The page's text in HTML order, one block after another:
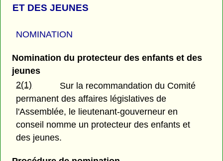
ET DES JEUNES
NOMINATION
Nomination du protecteur des enfants et des
jeunes
2(1)
Sur la recommandation du Comité
permanent des affaires législatives de
l'Assemblée, le lieutenant-gouverneur en
conseil nomme un protecteur des enfants et
des jeunes.